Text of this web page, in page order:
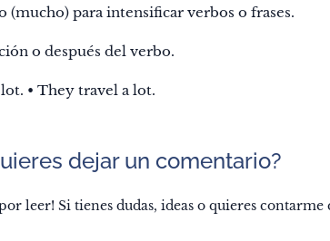
(mucho) para intensificar verbos o frases.
o después del verbo.
• They travel a lot.
dejar un comentario?
por leer! Si tienes dudas, ideas o quieres